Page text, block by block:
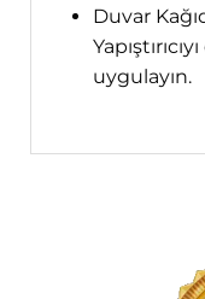
Duvar
uygulayın.